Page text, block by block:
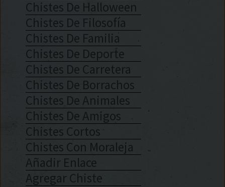
Chistes De Halloween
Chistes De Filosofía
Chistes De Familia
Chistes De Deporte
Chistes De Carretera
Chistes De Borrachos
Chistes De Animales
Chistes De Amigos
Chistes Cortos
Chistes Con Moraleja
Añadir Enlace
Agregar Chiste